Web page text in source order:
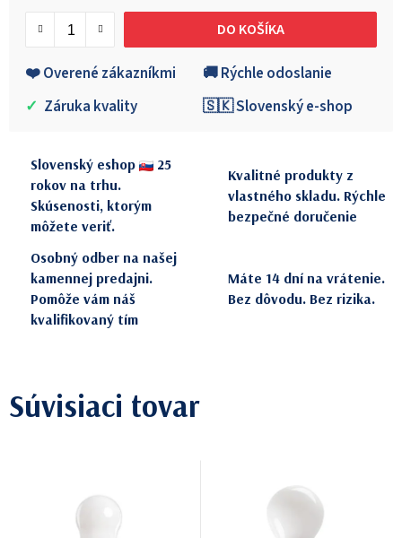
DO KOŠÍKA
❤️ Overené zákazníkmi
🚚 Rýchle odoslanie
✓ Záruka kvality 🇸🇰 Slovenský e-shop
Slovenský eshop
25
rokov na trhu.
Skúsenosti, ktorým
môžete veriť.
Kvalitné produkty z
vlastného skladu. Rýchle
bezpečné doručenie
Osobný odber na našej
kamennej predajni.
Pomôže vám náš
kvalifikovaný tím
Máte 14 dní na vrátenie.
Bez dôvodu. Bez rizika.
Súvisiaci tovar